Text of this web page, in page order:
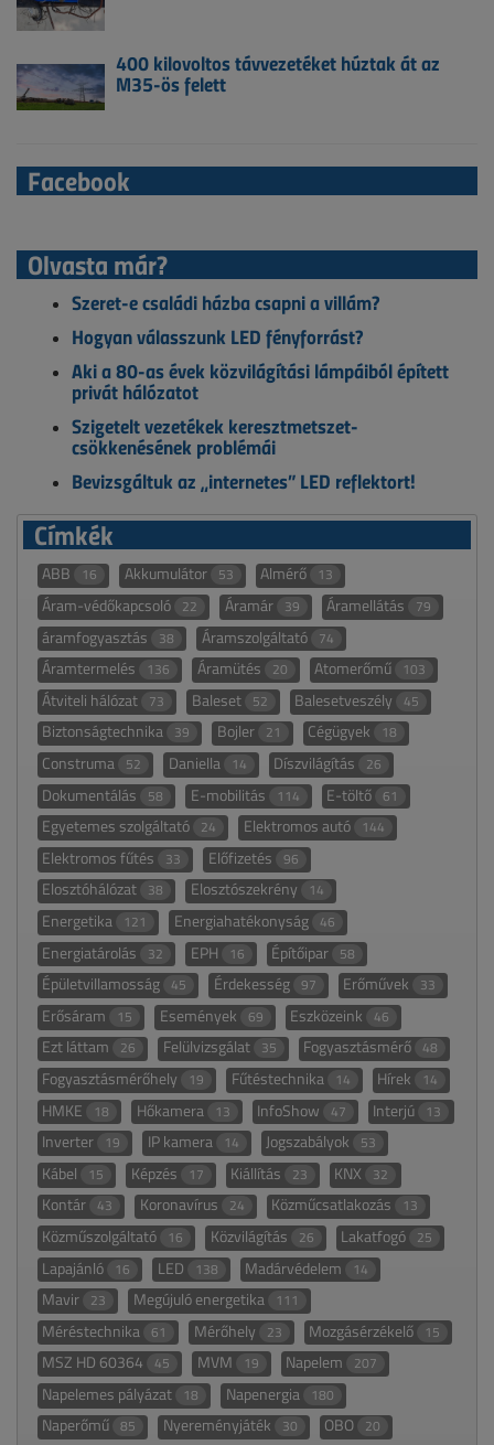
400 kilovoltos távvezetéket húztak át az
M35-ös felett
Facebook
Olvasta már?
Szeret-e családi házba csapni a villám?
Hogyan válasszunk LED fényforrást?
Aki a 80-as évek közvilágítási lámpáiból épített
privát hálózatot
Szigetelt vezetékek keresztmetszet-
csökkenésének problémái
Bevizsgáltuk az „internetes” LED reflektort!
Címkék
ABB 16 Akkumulátor 53 Almérő 13
Áram-védőkapcsoló 22 Áramár 39 Áramellátás 79
áramfogyasztás 38 Áramszolgáltató 74
Áramtermelés 136 Áramütés 20 Atomerőmű 103
Átviteli hálózat 73 Baleset 52 Balesetveszély 45
Biztonságtechnika 39 Bojler 21 Cégügyek 18
Construma 52 Daniella 14 Díszvilágítás 26
Dokumentálás 58 E-mobilitás 114 E-töltő 61
Egyetemes szolgáltató 24 Elektromos autó 144
Elektromos fűtés 33 Előfizetés 96
Elosztóhálózat 38 Elosztószekrény 14
Energetika 121 Energiahatékonyság 46
Energiatárolás 32 EPH 16 Építőipar 58
Épületvillamosság 45 Érdekesség 97 Erőművek 33
Erősáram 15 Események 69 Eszközeink 46
Ezt láttam 26 Felülvizsgálat 35 Fogyasztásmérő 48
Fogyasztásmérőhely 19 Fűtéstechnika 14 Hírek 14
HMKE 18 Hőkamera 13 InfoShow 47 Interjú 13
Inverter 19 IP kamera 14 Jogszabályok 53
Kábel 15 Képzés 17 Kiállítás 23 KNX 32
Kontár 43 Koronavírus 24 Közműcsatlakozás 13
Közműszolgáltató 16 Közvilágítás 26 Lakatfogó 25
Lapajánló 16 LED 138 Madárvédelem 14
Mavir 23 Megújuló energetika 111
Méréstechnika 61 Mérőhely 23 Mozgásérzékelő 15
MSZ HD 60364 45 MVM 19 Napelem 207
Napelemes pályázat 18 Napenergia 180
Naperőmű 85 Nyereményjáték 30 OBO 20